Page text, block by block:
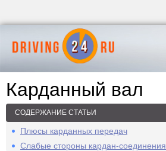
Карданный вал
СОДЕРЖАНИЕ СТАТЬИ
Плюсы карданных передач
Слабые стороны кардан-соединения